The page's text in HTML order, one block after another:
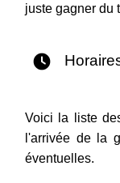
juste gagner du
Voici la liste
l'arrivée de la
éventuelles.